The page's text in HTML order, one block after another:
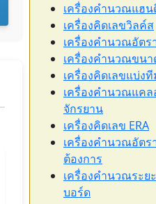
เครื่องคำนวณแฮ
เครื่องคิดเลขวิลค์ส
เครื่องคำนวณอัตร
เครื่องคำนวณขนา
เครื่องคิดเลขแบ่งที
เครื่องคำนวณแค
จักรยาน
เครื่องคิดเลข ERA
เครื่องคำนวณอัตร
ต้องการ
เครื่องคำนวณระย
บอร์ด